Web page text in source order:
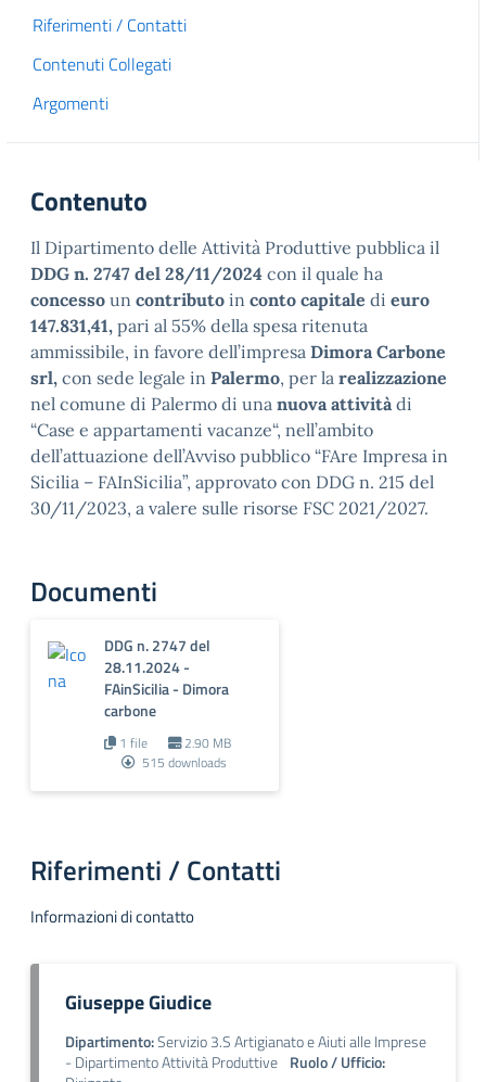
Riferimenti / Contatti
Contenuti Collegati
Argomenti
Contenuto
Il Dipartimento delle Attività Produttive pubblica il
DDG n. 2747 del 28/11/2024 con il quale ha
concesso un contributo in conto capitale di euro
147.831,41, pari al 55% della spesa ritenuta
ammissibile, in favore dell’impresa Dimora Carbone
srl, con sede legale in Palermo, per la realizzazione
nel comune di Palermo di una nuova attivitàdi
“Case e appartamenti vacanze“, nell’ambito
dell’attuazione dell’Avviso pubblico “FAre Impresa in
Sicilia – FAInSicilia”, approvato con DDG n. 215 del
30/11/2023, a valere sulle risorse FSC 2021/2027.
Documenti
DDG n. 2747 del
28.11.2024 -
FAinSicilia - Dimora
carbone
1 file
2.90 MB
515 downloads
Riferimenti / Contatti
Informazioni di contatto
Giuseppe Giudice
Dipartimento:Servizio 3.S Artigianato e Aiuti alle Imprese
- Dipartimento Attività Produttive Ruolo / Ufficio: